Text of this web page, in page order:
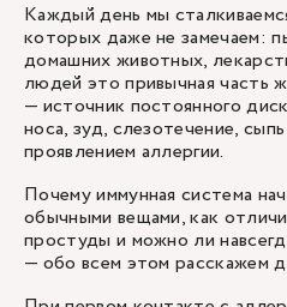
Каждый день мы
которых даже не замечаем:
домашних животных,
людей это привычная часть
— источник постоянного
носа, зуд, слезотечение,
проявлением аллергии.
Почему иммунная система
обычными вещами, как
простуды и можно ли
— обо всем этом расскажем